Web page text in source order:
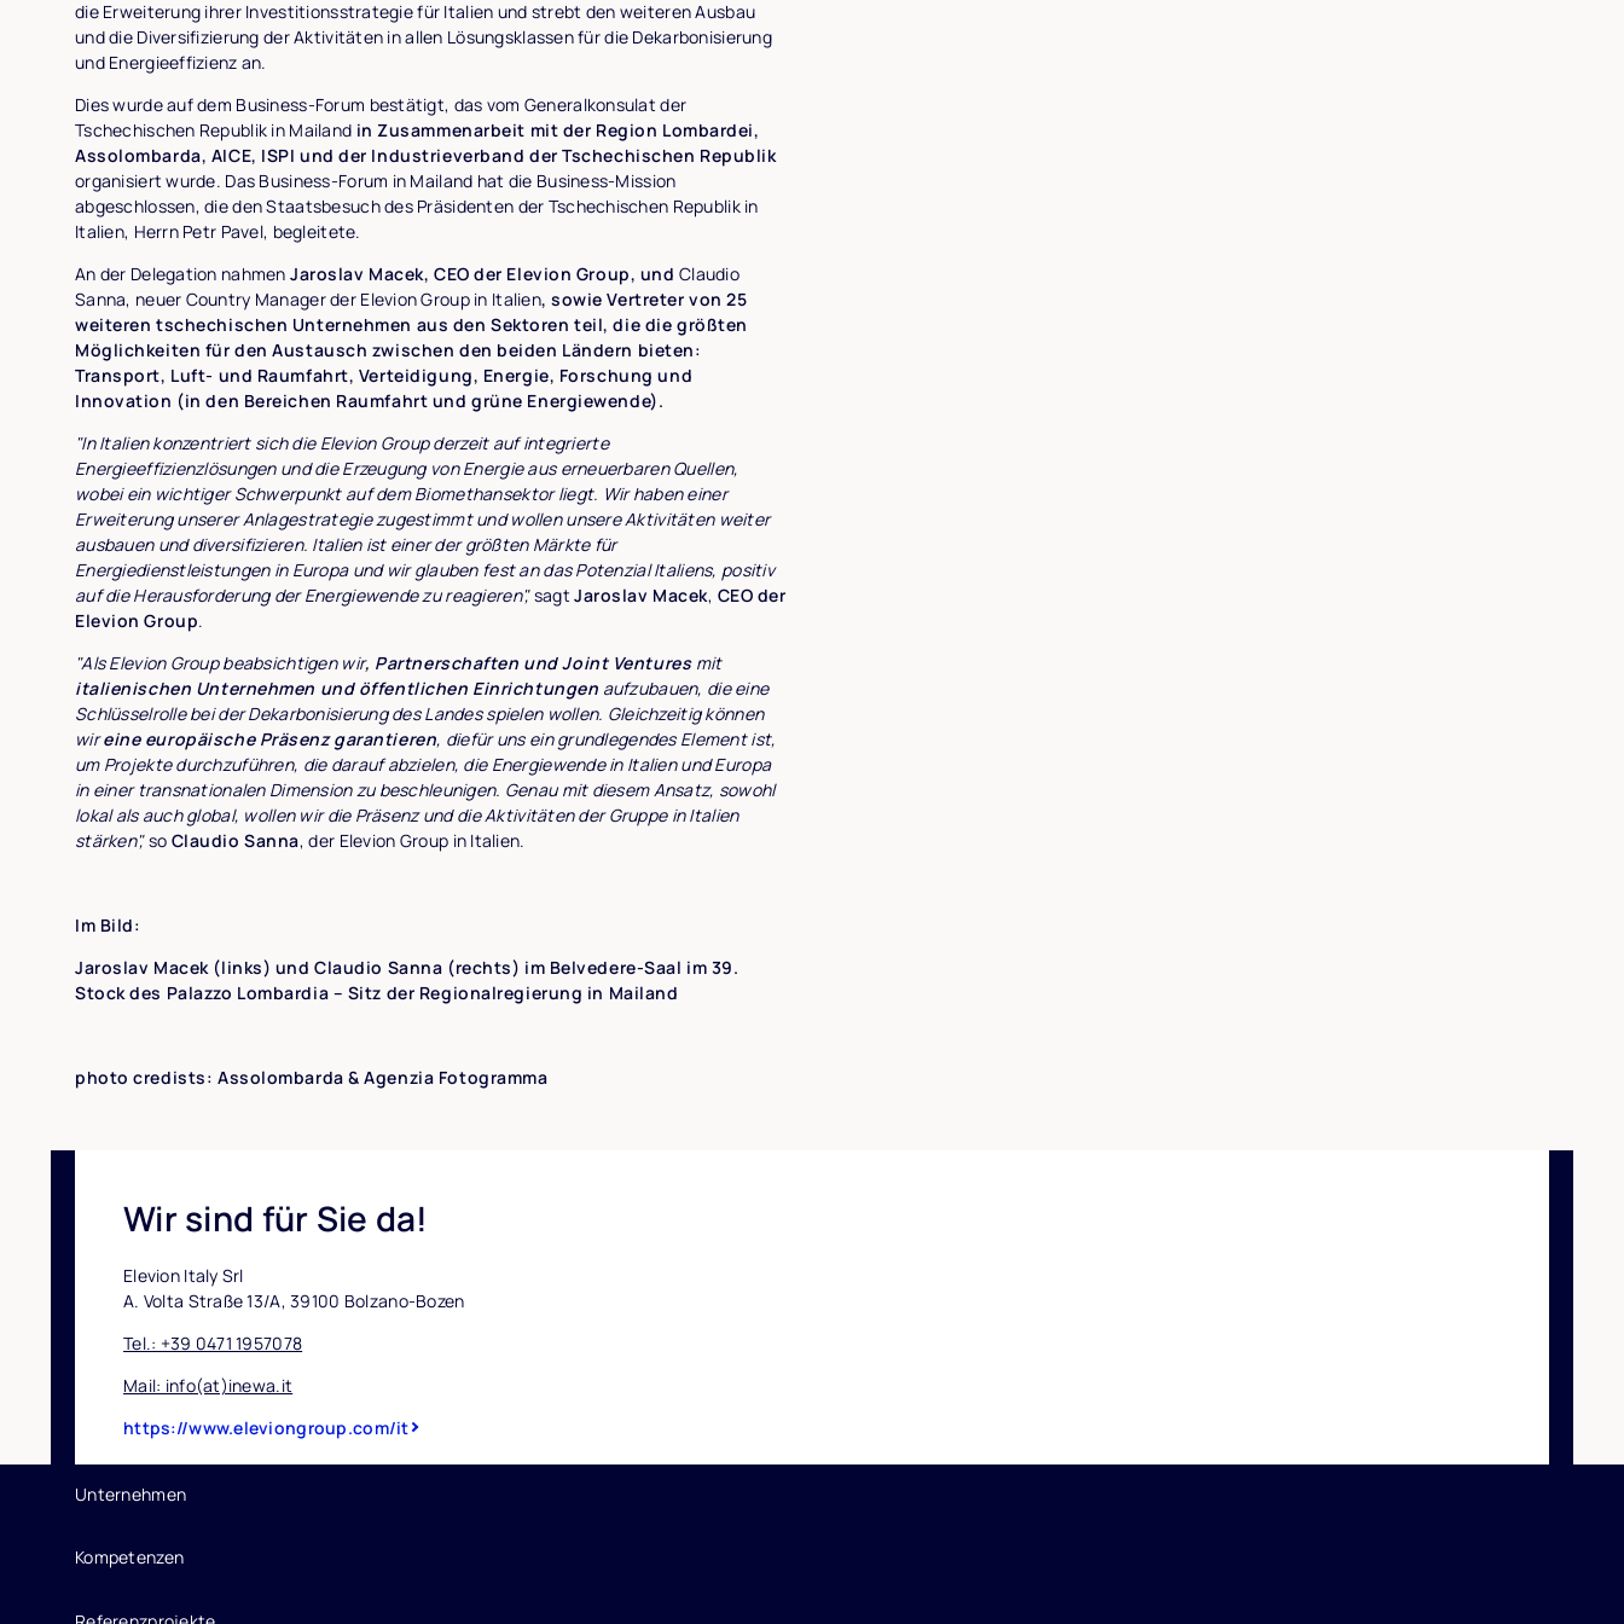
die Erweiterung ihrer Investitionsstrategie für Italien und strebt den weiteren Ausbau
und die Diversifizierung der Aktivitäten in allen Lösungsklassen für die Dekarbonisierung
und Energieeffizienz an.
Dies wurde auf dem Business-Forum bestätigt, das vom Generalkonsulat der
Tschechischen Republik in Mailand in Zusammenarbeit mit der Region Lombardei,
Assolombarda, AICE, ISPI und der Industrieverband der Tschechischen Republik
organisiert wurde. Das Business-Forum in Mailand hat die Business-Mission
abgeschlossen, die den Staatsbesuch des Präsidenten der Tschechischen Republik in
Italien, Herrn Petr Pavel, begleitete.
An der Delegation nahmen Jaroslav Macek, CEO der Elevion Group, undClaudio
Sanna, neuer Country Manager der Elevion Group in Italien, sowie Vertreter von 25
weiteren tschechischen Unternehmen aus den Sektoren teil, die die größten
Möglichkeiten für den Austausch zwischen den beiden Ländern bieten:
Transport, Luft- und Raumfahrt, Verteidigung, Energie, Forschung und
Innovation (in den Bereichen Raumfahrt und grüne Energiewende).
"In Italien konzentriert sich die Elevion Group derzeit auf integrierte
Energieeffizienzlösungen und die Erzeugung von Energie aus erneuerbaren Quellen,
wobei ein wichtiger Schwerpunkt auf dem Biomethansektor liegt. Wir haben einer
Erweiterung unserer Anlagestrategie zugestimmt und wollen unsere Aktivitäten weiter
ausbauen und diversifizieren. Italien ist einer der größten Märkte für
Energiedienstleistungen in Europa und wir glauben fest an das Potenzial Italiens, positiv
auf die Herausforderung der Energiewende zu reagieren",sagtJaroslav Macek, CEO der
Elevion Group.
"Als Elevion Group beabsichtigen wir, Partnerschaften und Joint Ventures mit
italienischen Unternehmen und öffentlichen Einrichtungen aufzubauen, die eine
Schlüsselrolle bei der Dekarbonisierung des Landes spielen wollen. Gleichzeitig können
wireine europäische Präsenz garantieren, diefür uns ein grundlegendes Element ist,
um Projekte durchzuführen, die darauf abzielen, die Energiewende in Italien und Europa
in einer transnationalen Dimension zu beschleunigen. Genau mit diesem Ansatz, sowohl
lokal als auch global, wollen wir die Präsenz und die Aktivitäten der Gruppe in Italien
stärken",so Claudio Sanna, der Elevion Group in Italien.
Im Bild:
Jaroslav Macek (links) und Claudio Sanna (rechts) im Belvedere-Saal im 39.
Stock des Palazzo Lombardia – Sitz der Regionalregierung in Mailand
photo credists: Assolombarda & Agenzia Fotogramma
Wir sind für Sie da!
Elevion Italy Srl
A. Volta Straße 13/A, 39100 Bolzano-Bozen
Tel.: +39 0471 1957078
Mail: info(at)inewa.it
https://www.eleviongroup.com/it
Unternehmen
Kompetenzen